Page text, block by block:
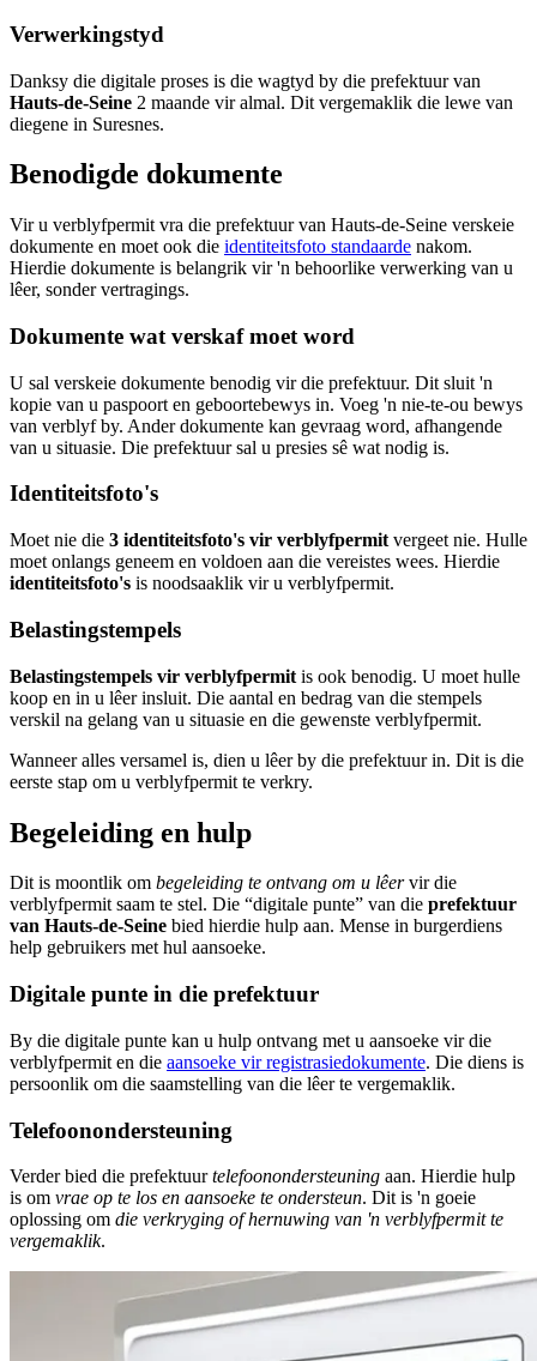
Verwerkingstyd
Danksy die digitale proses is die wagtyd by die prefektuur van
Hauts-de-Seine 2 maande vir almal. Dit vergemaklik die lewe van
diegene in Suresnes.
Benodigde dokumente
Vir u verblyfpermit vra die prefektuur van Hauts-de-Seine verskeie
dokumente en moet ook die identiteitsfoto standaarde nakom.
Hierdie dokumente is belangrik vir 'n behoorlike verwerking van u
lêer, sonder vertragings.
Dokumente wat verskaf moet word
U sal verskeie dokumente benodig vir die prefektuur. Dit sluit 'n
kopie van u paspoort en geboortebewys in. Voeg 'n nie-te-ou bewys
van verblyf by. Ander dokumente kan gevraag word, afhangende
van u situasie. Die prefektuur sal u presies sê wat nodig is.
Identiteitsfoto's
Moet nie die 3 identiteitsfoto's vir verblyfpermit vergeet nie. Hulle
moet onlangs geneem en voldoen aan die vereistes wees. Hierdie
identiteitsfoto's is noodsaaklik vir u verblyfpermit.
Belastingstempels
Belastingstempels vir verblyfpermit is ook benodig. U moet hulle
koop en in u lêer insluit. Die aantal en bedrag van die stempels
verskil na gelang van u situasie en die gewenste verblyfpermit.
Wanneer alles versamel is, dien u lêer by die prefektuur in. Dit is die
eerste stap om u verblyfpermit te verkry.
Begeleiding en hulp
Dit is moontlik om begeleiding te ontvang om u lêervir die
verblyfpermit saam te stel. Die “digitale punte” van die prefektuur
van Hauts-de-Seine bied hierdie hulp aan. Mense in burgerdiens
help gebruikers met hul aansoeke.
Digitale punte in die prefektuur
By die digitale punte kan u hulp ontvang met u aansoeke vir die
verblyfpermit en die aansoeke vir registrasiedokumente. Die diens is
persoonlik om die saamstelling van die lêer te vergemaklik.
Telefoonondersteuning
Verder bied die prefektuurtelefoonondersteuning aan. Hierdie hulp
is om vrae op te los en aansoeke te ondersteun. Dit is 'n goeie
oplossing om die verkryging of hernuwing van 'n verblyfpermit te
vergemaklik.